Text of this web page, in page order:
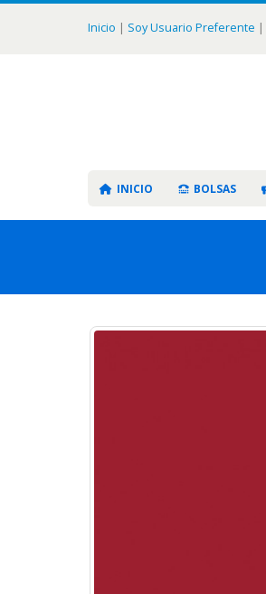
Inicio | Soy Usuario Preferente |
INICIO BOLSAS